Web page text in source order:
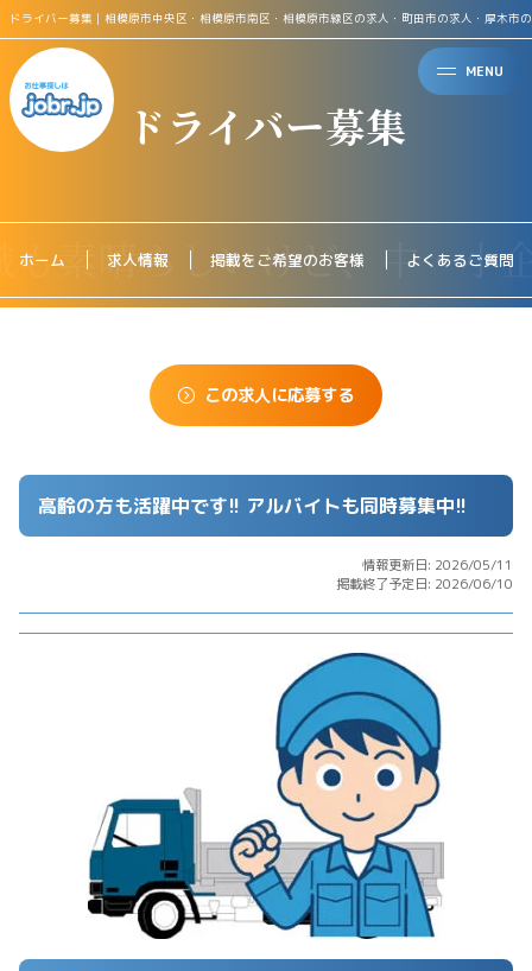
MENU
ドライバー募集｜相模原市中央区・相模原市南区・相模原市緑区の求人・町田市の求人・厚木市
ドライバー募集
ホーム 求人情報 掲載をご希望のお客様 よくあるご質問
この求人に応募する
高齢の方も活躍中です!! アルバイトも同時募集中!!
情報更新日: 2026/05/11
掲載終了予定日: 2026/06/10